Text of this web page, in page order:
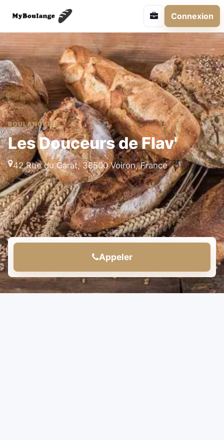
Connexion
BOULANGERIE
Les Douceurs de Flav'
42 Rue du Garat, 38500 Voiron, France
Appeler